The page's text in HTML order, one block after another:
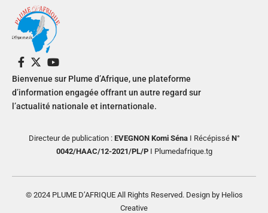
Bienvenue sur Plume d’Afrique, une plateforme
d’information engagée offrant un autre regard sur
l’actualité nationale et internationale.
Directeur de publication : EVEGNON Komi SénaI RécépisséN°
0042/HAAC/12-2021/PL/PI Plumedafrique.tg
© 2024 PLUME D’AFRIQUE All Rights Reserved. Design by Helios
Creative